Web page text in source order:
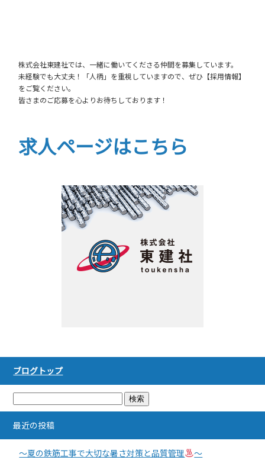
株式会社東建社では、一緒に働いてくださる仲間を募集しています。
未経験でも大丈夫！「人柄」を重視していますので、ぜひ【採用情報】
をご覧ください。
皆さまのご応募を心よりお待ちしております！
求人ページはこちら
ブログトップ
最近の投稿
～夏の鉄筋工事で大切な暑さ対策と品質管理
～